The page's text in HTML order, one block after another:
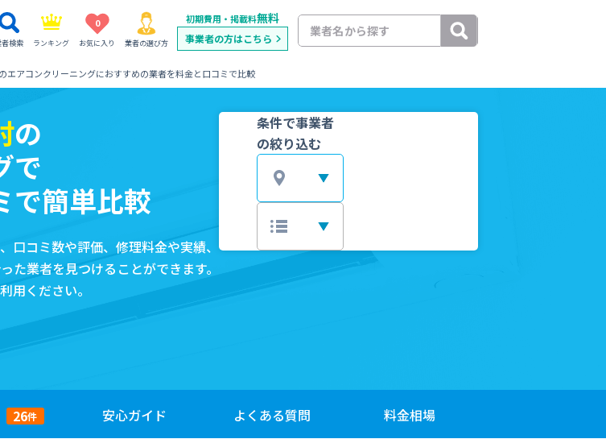
者検索 ランキング
0
お気に入り 業者の選び方
初期費用・掲載料無料
事業者の方はこちら
エアコンクリーニングにおすすめの業者を料金と口コミで比較
の
で
で簡単比較
コミ数や評価、修理料金や実績、
業者を見つけることができます。
用ください。
条件で事業者
の絞り込む
26件 安心ガイド よくある質問 料金相場